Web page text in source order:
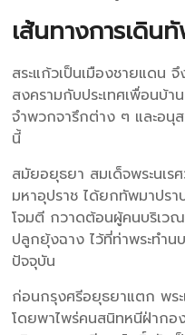
เส้นทางการเดิน
สระแก้วเป็นเมืองชายแดน
สงครามกับประเทศเพื่อนบ้
จำพวกจารึกต่าง ๆ และอนุ
นี้
สมัยอยุธยา สมเด็จพระนเร
มหาอุปราช ได้ยกทัพมาปรา
โจมตี กวาดต้อนผู้คนบริเว
ปลูกยุ้งฉาง ไว้ที่ท่าพระทำน
ปัจจุบัน
ก่อนกรุงศรีอยุธยาแตก พร
โดยพาไพร่คนสนิทหนีฝ่ากอ